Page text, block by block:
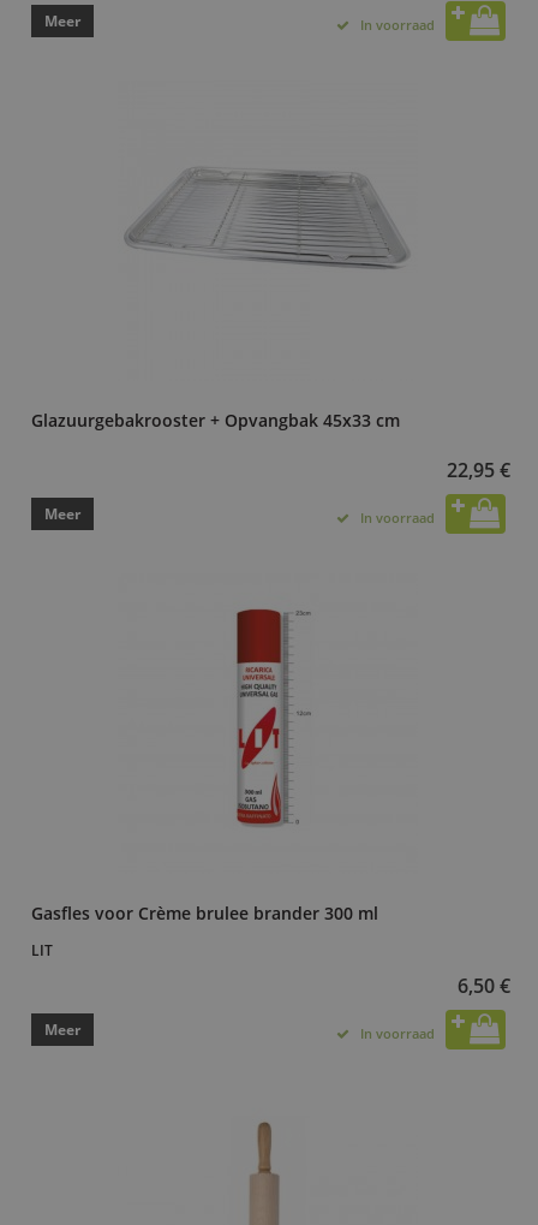
Meer In voorraad
Glazuurgebakrooster + Opvangbak 45x33 cm
22,95 €
Meer In voorraad
Gasfles voor Crème brulee brander 300 ml
LIT
6,50 €
Meer In voorraad